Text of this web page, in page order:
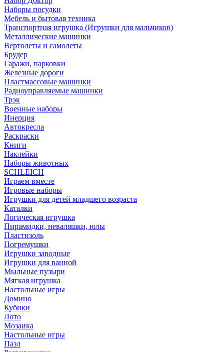
Наборы посудки
Мебель и бытовая техника
Транспортная игрушка (Игрушки для мальчиков)
Металлические машинки
Вертолеты и самолеты
Брудер
Гаражи, парковки
Железные дороги
Пластмассовые машинки
Радиоуправляемые машинки
Трэк
Военные наборы
Инерция
Автокресла
Раскраски
Книги
Наклейки
Наборы животных
SCHLEICH
Играем вместе
Игровые наборы
Игрушки для детей младшего возраста
Каталки
Логическая игрушка
Пирамидки, неваляшки, юлы
Пластизоль
Погремушки
Игрушки заводные
Игрушки для ванной
Мыльные пузыри
Мягкая игрушка
Настольные игры
Домино
Кубики
Лото
Мозаика
Настольные игры
Пазл